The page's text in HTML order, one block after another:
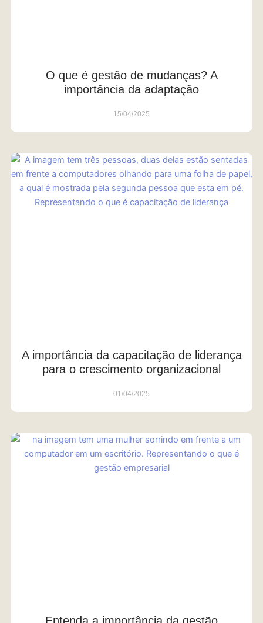
O que é gestão de mudanças? A
importância da adaptação
15/04/2025
A importância da capacitação de liderança
para o crescimento organizacional
01/04/2025